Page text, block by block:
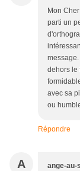
Mon
parti un
dehors le
avec sa
ou
Répondre
A ange-au-